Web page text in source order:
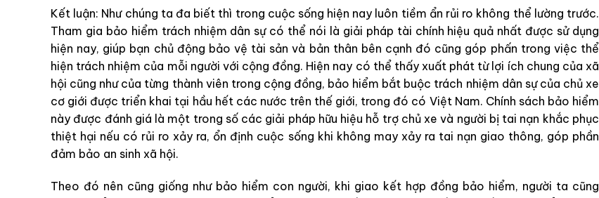
Kết luận: Như chúng ta đa biết thì trong cuộc sống hiện nay luôn tiềm ẩn rủi ro không thể lường trước.
Tham gia bảo hiểm trách nhiệm dân sự có thể nói là giải pháp tài chính hiệu quả nhất được sử dụng
hiện nay, giúp bạn chủ động bảo vệ tài sản và bản thân bên cạnh đó cũng góp phấn trong việc thể
hiện trách nhiệm của mỗi người với cộng đồng. Hiện nay có thể thấy xuất phát từ lợi ích chung của xã
hội cũng như của từng thành viên trong cộng đồng, bảo hiểm bắt buộc trách nhiệm dân sự của chủ xe
cơ giới được triển khai tại hầu hết các nước trên thế giới, trong đó có Việt Nam. Chính sách bảo hiểm
này được đánh giá là một trong số các giải pháp hữu hiệu hỗ trợ chủ xe và người bị tai nạn khắc phục
thiệt hại nếu có rủi ro xảy ra, ổn định cuộc sống khi không may xảy ra tai nạn giao thông, góp phần
đảm bảo an sinh xã hội.
Theo đó nên cũng giống như bảo hiểm con người, khi giao kết hợp đồng bảo hiểm, người ta cũng